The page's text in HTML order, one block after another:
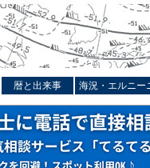
暦と出来事 海況・エルニー